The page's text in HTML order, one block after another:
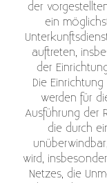
der
ein
auftreten,
der
Die
werden für
Ausführung der
die durch
wird,
Netzes, die